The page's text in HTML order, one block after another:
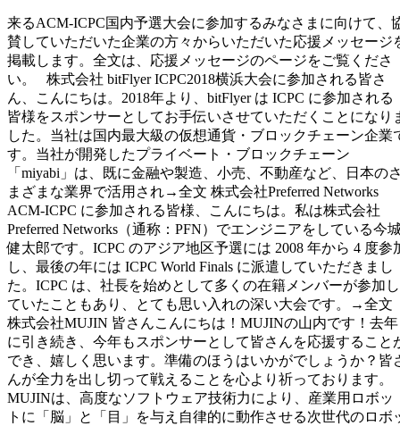
来るACM-ICPC国内予選大会に参加するみなさまに向けて、
賛していただいた企業の方々からいただいた応援メッセージ
掲載します。全文は、応援メッセージのページをご覧くださ
い。 株式会社 bitFlyer ICPC2018横浜大会に参加される皆さ
ん、こんにちは。2018年より、bitFlyer は ICPC に参加される
皆様をスポンサーとしてお手伝いさせていただくことになり
した。当社は国内最大級の仮想通貨・ブロックチェーン企業
す。当社が開発したプライベート・ブロックチェーン
「miyabi」は、既に金融や製造、小売、不動産など、日本の
まざまな業界で活用され→全文 株式会社Preferred Networks
ACM-ICPC に参加される皆様、こんにちは。私は株式会社
Preferred Networks（通称：PFN）でエンジニアをしている今
健太郎です。ICPC のアジア地区予選には 2008 年から 4 度参
し、最後の年には ICPC World Finals に派遣していただきまし
た。ICPC は、社長を始めとして多くの在籍メンバーが参加し
ていたこともあり、とても思い入れの深い大会です。→全文
株式会社MUJIN 皆さんこんにちは！MUJINの山内です！去年
に引き続き、今年もスポンサーとして皆さんを応援すること
でき、嬉しく思います。準備のほうはいかがでしょうか？皆
んが全力を出し切って戦えることを心より祈っております。
MUJINは、高度なソフトウェア技術力により、産業用ロボッ
トに「脳」と「目」を与え自律的に動作させる次世代のロボ